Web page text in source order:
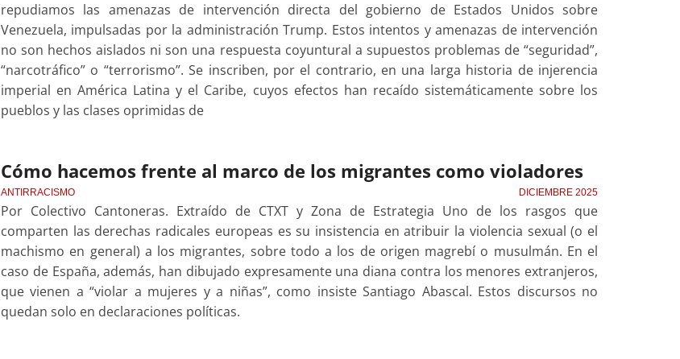
repudiamos las amenazas de intervención directa del gobierno de Estados Unidos sobre
Venezuela, impulsadas por la administración Trump. Estos intentos y amenazas de intervención
no son hechos aislados ni son una respuesta coyuntural a supuestos problemas de “seguridad”,
“narcotráfico” o “terrorismo”. Se inscriben, por el contrario, en una larga historia de injerencia
imperial en América Latina y el Caribe, cuyos efectos han recaído sistemáticamente sobre los
pueblos y las clases oprimidas de
Cómo hacemos frente al marco de los migrantes como violadores
ANTIRRACISMO DICIEMBRE 2025
Por Colectivo Cantoneras. Extraído de CTXT y Zona de Estrategia Uno de los rasgos que
comparten las derechas radicales europeas es su insistencia en atribuir la violencia sexual (o el
machismo en general) a los migrantes, sobre todo a los de origen magrebí o musulmán. En el
caso de España, además, han dibujado expresamente una diana contra los menores extranjeros,
que vienen a “violar a mujeres y a niñas”, como insiste Santiago Abascal. Estos discursos no
quedan solo en declaraciones políticas.